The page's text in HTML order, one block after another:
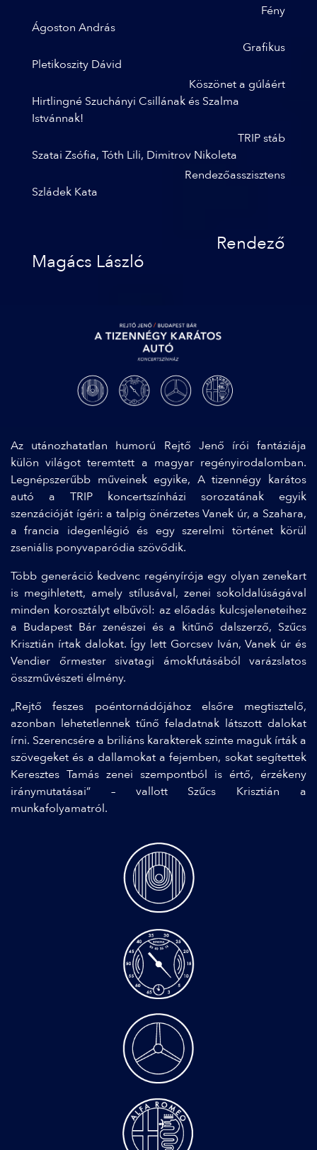
Fény
Ágoston András
Grafikus
Pletikoszity Dávid
Köszönet a gúláért
Hirtlingné Szuchányi Csillának és Szalma
Istvánnak!
TRIP stáb
Szatai Zsófia, Tóth Lili, Dimitrov Nikoleta
Rendezőasszisztens
Szládek Kata
Rendező
Magács László
Az utánozhatatlan humorú Rejtő Jenő írói fantáziája
külön világot teremtett a magyar regényirodalomban.
Legnépszerűbb műveinek egyike, A tizennégy karátos
autó a TRIP koncertszínházi sorozatának egyik
szenzációját ígéri: a talpig önérzetes Vanek úr, a Szahara,
a francia idegenlégió és egy szerelmi történet körül
zseniális ponyvaparódia szövődik.
Több generáció kedvenc regényírója egy olyan zenekart
is megihletett, amely stílusával, zenei sokoldalúságával
minden korosztályt elbűvöl: az előadás kulcsjeleneteihez
a Budapest Bár zenészei és a kitűnő dalszerző, Szűcs
Krisztián írtak dalokat. Így lett Gorcsev Iván, Vanek úr és
Vendier őrmester sivatagi ámokfutásából varázslatos
összművészeti élmény.
„Rejtő feszes poéntornádójához elsőre megtisztelő,
azonban lehetetlennek tűnő feladatnak látszott dalokat
írni. Szerencsére a briliáns karakterek szinte maguk írták a
szövegeket és a dallamokat a fejemben, sokat segítettek
Keresztes Tamás zenei szempontból is értő, érzékeny
iránymutatásai” – vallott Szűcs Krisztián a
munkafolyamatról.